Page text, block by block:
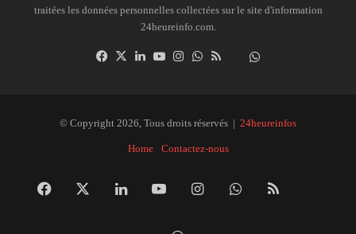
traitées les données personnelles collectées sur le site d'information
24heureinfo.com.
Facebook
X LinkedinYouTubeInstagramWhatsAppDailymotion
© Copyright 2026, Tous droits réservés | 24heureinfos
Home Contactez-nous
Facebook LinkedinYouTubeInstagramWhatsApp
RSS